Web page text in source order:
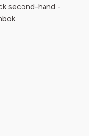
second-hand -